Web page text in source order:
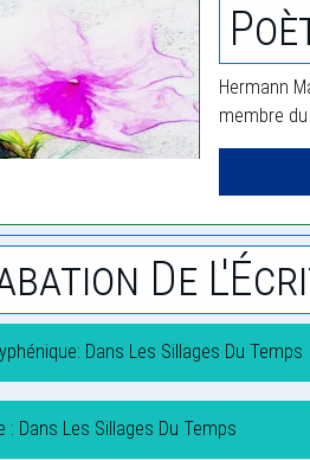
Hermann
membre
De
Dans Les Sillages Du Temps
: Dans Les Sillages Du Temps